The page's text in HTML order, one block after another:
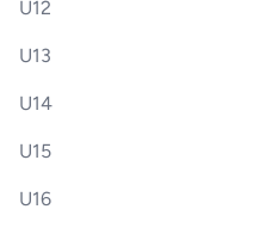
U12
U13
U14
U15
U16